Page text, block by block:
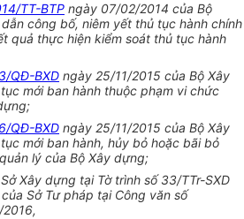
TT-BTP ngày 07/02/2014 của Bộ
công bố, niêm yết thủ tục hành chính
quả thực hiện kiểm soát thủ tục hành
QĐ-BXD ngày 25/11/2015 của Bộ Xây
mới ban hành thuộc phạm vi chức
QĐ-BXD ngày 25/11/2015 của Bộ Xây
mới ban hành, hủy bỏ hoặc bãi bỏ
lý của Bộ Xây dựng;
Xây dựng tại Tờ trình số 33/TTr-SXD
Sở Tư pháp tại Công văn số